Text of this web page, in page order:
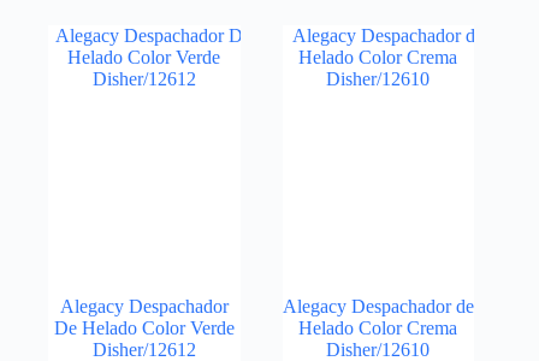
Alegacy Despachador
De Helado Color Verde
Disher/12612
Alegacy Despachador de
Helado Color Crema
Disher/12610